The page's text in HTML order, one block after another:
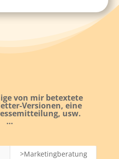
von mir betextete
Versionen, eine
usw.
…
>Marketingberatung